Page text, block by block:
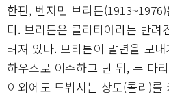
한편, 벤저민 브리튼
다. 브리튼은 클리티아라는 반려
려져 있다. 브리튼이 말년을 보
하우스로 이주하고 난 뒤, 두 마
이외에도 드뷔시는 상토(콜리)를